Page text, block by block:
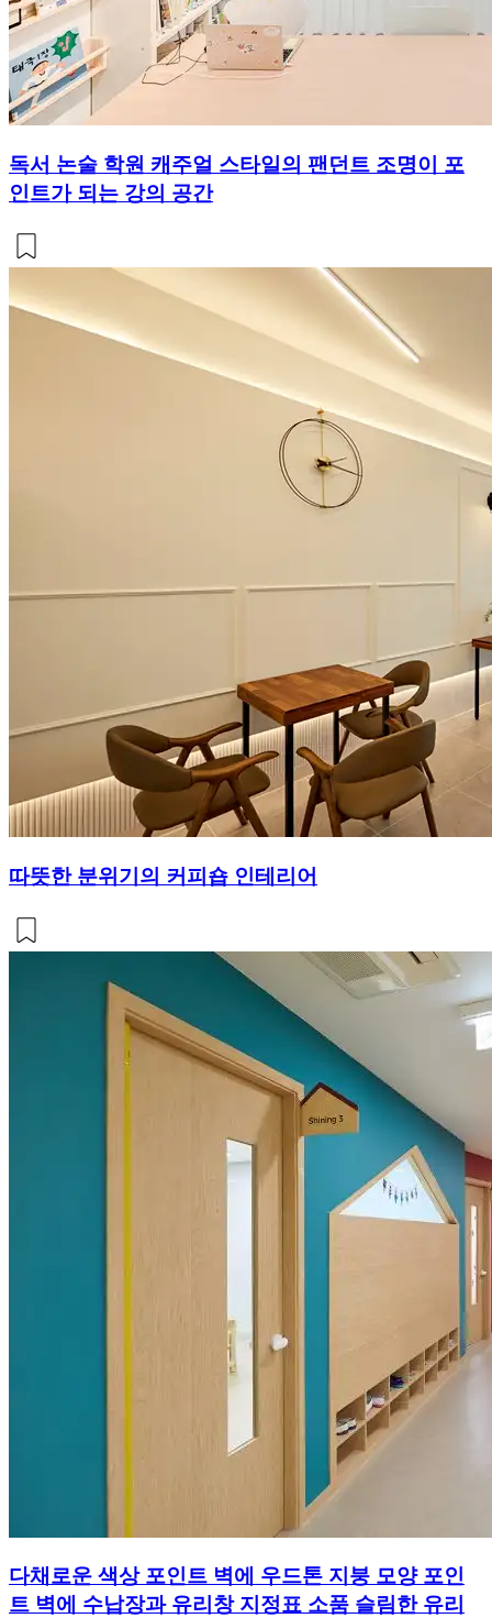
독서 논술 학원 캐주얼 스타일의 팬던트 조명이 포
인트가 되는 강의 공간
따뜻한 분위기의 커피숍 인테리어
다채로운 색상 포인트 벽에 우드톤 지붕 모양 포인
트 벽에 수납장과 유리창 지정표 소품 슬림한 유리